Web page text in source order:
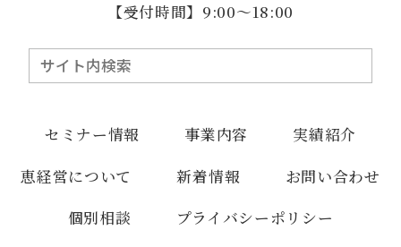
【受付時間】9:00～18:00
セミナー情報 事業内容
実績紹介
恵経営について
新着情報
お問い合わせ
個別相談
プライバシーポリシー